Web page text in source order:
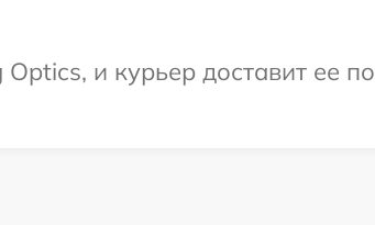
и курьер доставит ее по